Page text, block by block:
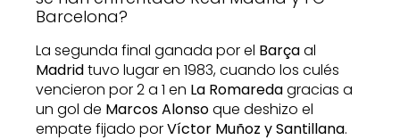
La segunda final ganada por el Barçaal
Madridtuvo lugar en 1983, cuando los culés
vencieron por 2 a 1 en La Romaredagracias a
un gol de Marcos Alonsoque deshizo el
empate fijado porVíctor Muñoz y Santillana.